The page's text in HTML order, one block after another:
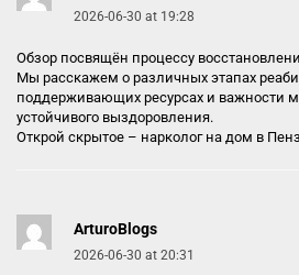
2026-06-30 at 19:28
Обзор посвящён процессу
Мы расскажем о различных этапах
поддерживающих ресурсах и важности
устойчивого выздоровления.
Открой скрытое – нарколог на дом в
ArturoBlogs
2026-06-30 at 20:31